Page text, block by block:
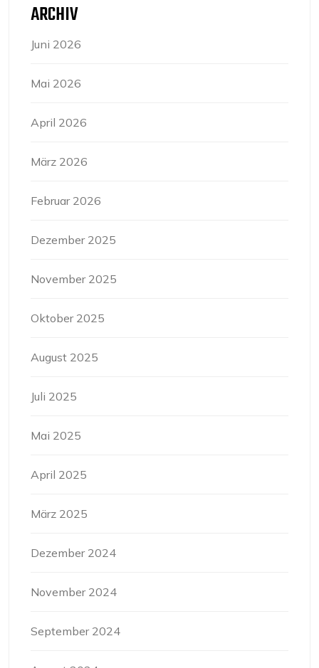
ARCHIV
Juni 2026
Mai 2026
April 2026
März 2026
Februar 2026
Dezember 2025
November 2025
Oktober 2025
August 2025
Juli 2025
Mai 2025
April 2025
März 2025
Dezember 2024
November 2024
September 2024